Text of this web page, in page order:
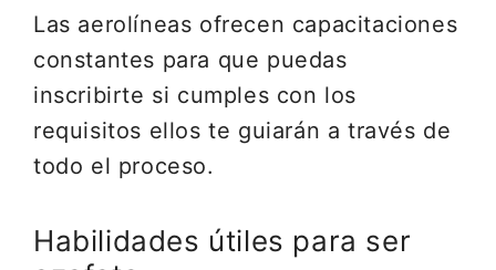
Las aerolíneas ofrecen capacitaciones
constantes para que puedas
inscribirte si cumples con los
requisitos ellos te guiarán a través de
todo el proceso.
Habilidades útiles para ser